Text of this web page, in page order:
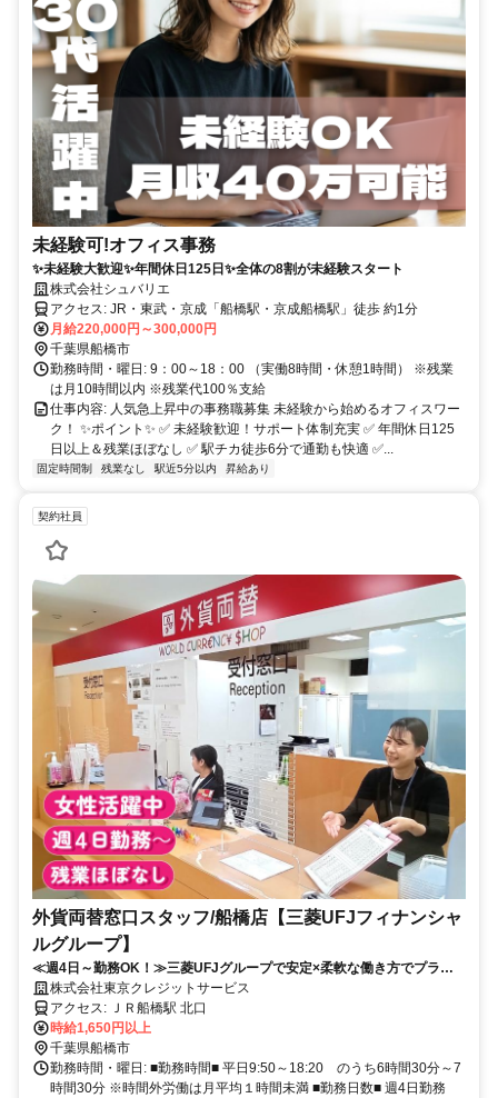
未経験可!オフィス事務
✨未経験大歓迎✨年間休日125日✨全体の8割が未経験スタート
株式会社シュバリエ
アクセス: JR・東武・京成「船橋駅・京成船橋駅」徒歩 約1分
月給220,000円～300,000円
千葉県船橋市
勤務時間・曜日: 9：00～18：00 （実働8時間・休憩1時間） ※残業
は月10時間以内 ※残業代100％支給
仕事内容: 人気急上昇中の事務職募集 未経験から始めるオフィスワー
ク！ ✨ポイント✨ ✅ 未経験歓迎！サポート体制充実 ✅ 年間休日125
日以上＆残業ほぼなし ✅ 駅チカ徒歩6分で通勤も快適 ✅...
固定時間制 残業なし 駅近5分以内 昇給あり
契約社員
外貨両替窓口スタッフ/船橋店【三菱UFJフィナンシャ
ルグループ】
≪週4日～勤務OK！≫三菱UFJグループで安定×柔軟な働き方でプライ
ベートも充実◎国内トップクラスの外貨両替専門店/残業ほぼなし/金融業
界経験者活躍中！
株式会社東京クレジットサービス
アクセス: ＪＲ船橋駅 北口
時給1,650円以上
千葉県船橋市
勤務時間・曜日: ■勤務時間■ 平日9:50～18:20 のうち6時間30分～7
時間30分 ※時間外労働は月平均１時間未満 ■勤務日数■ 週4日勤務